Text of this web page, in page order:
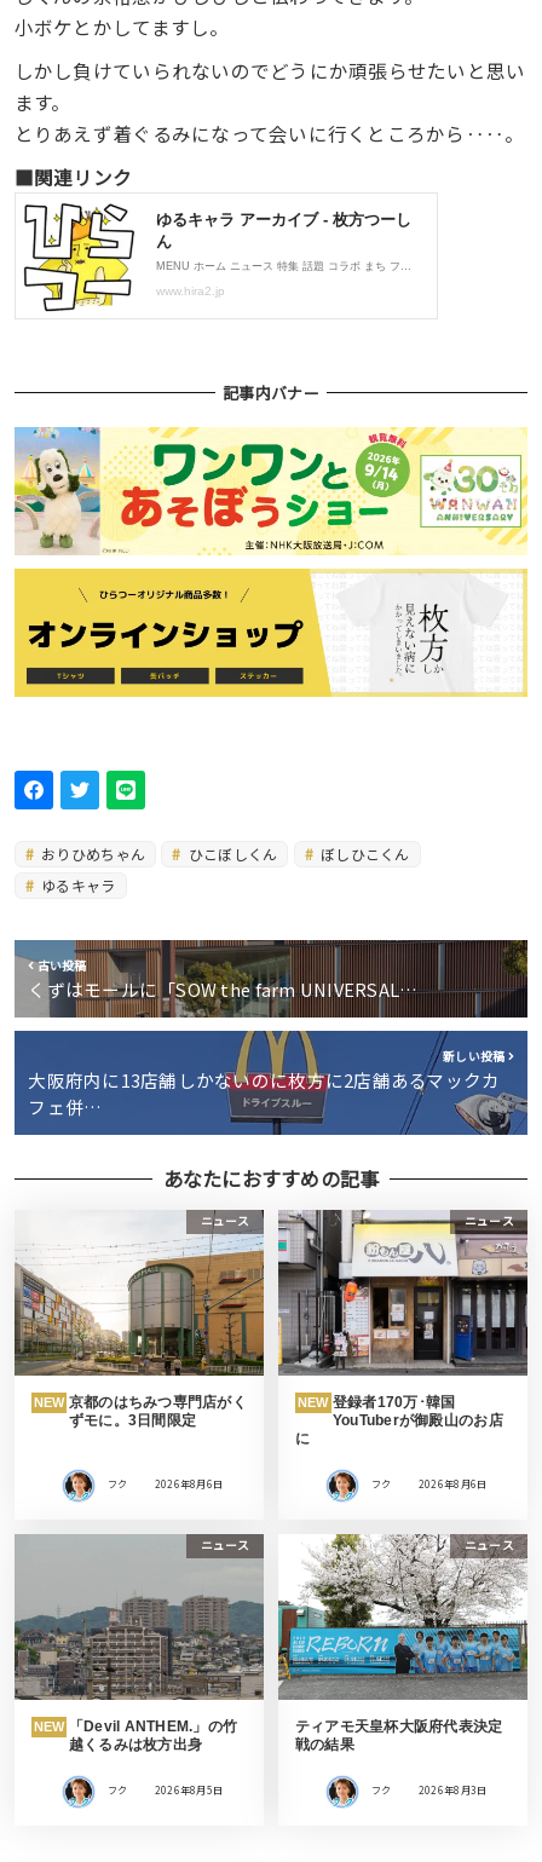
小ボケとかしてますし。
しかし負けていられないのでどうにか頑張らせたいと思い
ます。
とりあえず着ぐるみになって会いに行くところから‥‥。
■関連リンク
記事内バナー
おりひめちゃん ひこぼしくん
ぼしひこくん
ゆるキャラ
古い投稿
くずはモールに「SOW the farm UNIVERSAL…
新しい投稿
大阪府内に13店舗しかないのに枚方に2店舗あるマックカ
フェ併…
あなたにおすすめの記事
ニュース
NEW 京都のはちみつ専門店がく
ずモに。3日間限定
フク 2026年8月6日
ニュース
NEW 登録者170万･韓国
YouTuberが御殿山のお店
に
フク 2026年8月6日
ニュース
NEW
「Devil ANTHEM.」の竹
越くるみは枚方出身
フク 2026年8月5日
ニュース
ティアモ天皇杯大阪府代表決定
戦の結果
フク 2026年8月3日